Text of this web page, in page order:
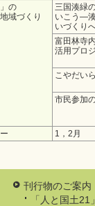
の
域づくり
三国湊緑
いこう―
いづくり
富田林寺
活用プロ
こやだい
市民参加
1，2月
刊行物のご案内
「人と国土21